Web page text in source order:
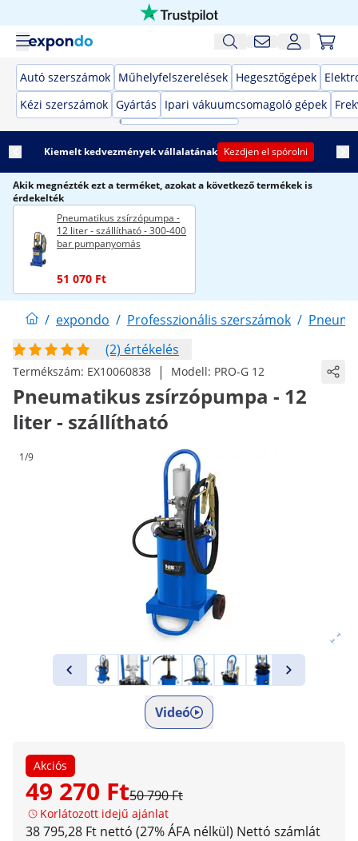
Autó szerszámok Műhelyfelszerelések Hegesztőgépek
Kézi szerszámok Gyártás Ipari vákuumcsomagoló gépek
Kiemelt kedvezmények vállalatának Kezdjen el spórolni
Akik megnézték ezt a terméket, azokat a következő termékek is
érdekelték
Pneumatikus zsírzópumpa -
12 liter - szállítható - 300-400
bar pumpanyomás
51 070 Ft
/ expondo / Professzionális szerszámok /
(2) értékelés
Termékszám: EX10060838 | Modell: PRO-G 12
Pneumatikus zsírzópumpa - 12
liter - szállítható
1/9
Videó
Akciós
49 270 Ft50 790 Ft
Korlátozott idejű ajánlat
38 795,28 Ft nettó (27% ÁFA nélkül) Nettó számlát